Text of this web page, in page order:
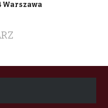
Warszawa